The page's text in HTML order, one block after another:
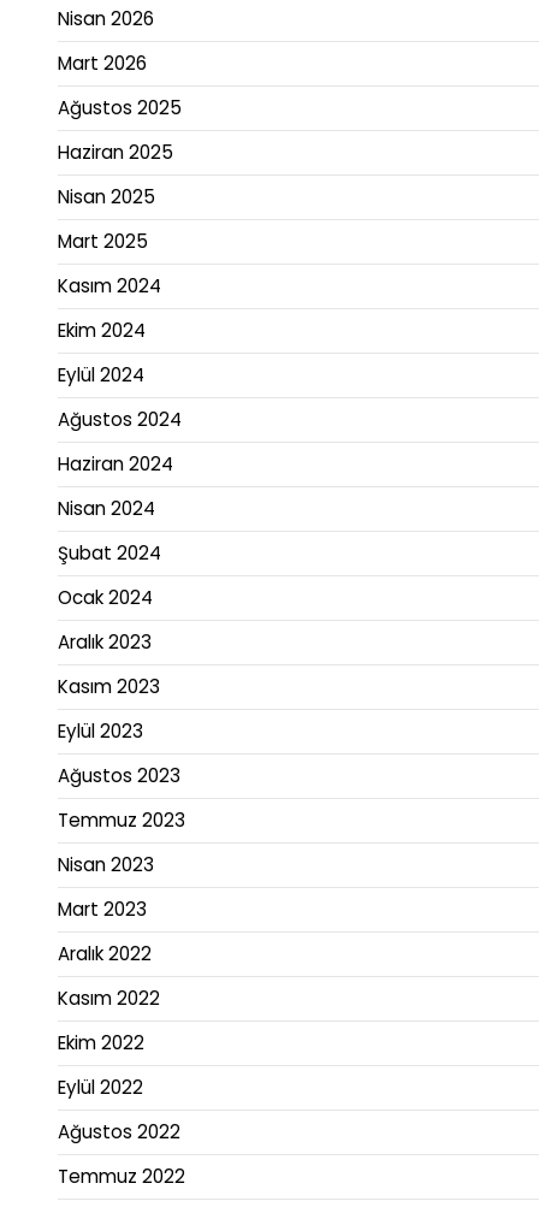
Nisan 2026
Mart 2026
Ağustos 2025
Haziran 2025
Nisan 2025
Mart 2025
Kasım 2024
Ekim 2024
Eylül 2024
Ağustos 2024
Haziran 2024
Nisan 2024
Şubat 2024
Ocak 2024
Aralık 2023
Kasım 2023
Eylül 2023
Ağustos 2023
Temmuz 2023
Nisan 2023
Mart 2023
Aralık 2022
Kasım 2022
Ekim 2022
Eylül 2022
Ağustos 2022
Temmuz 2022